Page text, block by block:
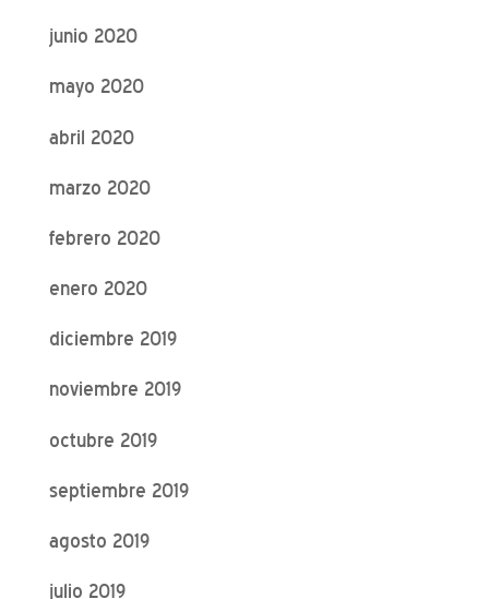
junio 2020
mayo 2020
abril 2020
marzo 2020
febrero 2020
enero 2020
diciembre 2019
noviembre 2019
octubre 2019
septiembre 2019
agosto 2019
julio 2019